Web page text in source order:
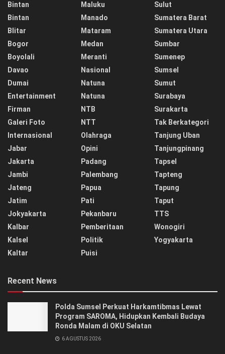
Bintan
Bintan
Blitar
Bogor
Boyolali
Davao
Dumai
Entertainment
Firman
Galeri Foto
Internasional
Jabar
Jakarta
Jambi
Jateng
Jatim
Jokyakarta
Kalbar
Kalsel
Kaltar
Maluku
Manado
Mataram
Medan
Meranti
Nasional
Natuna
Natuna
NTB
NTT
Olahraga
Opini
Padang
Palembang
Papua
Pati
Pekanbaru
Pemberitaan
Politik
Puisi
Sulut
Sumatera Barat
Sumatera Utara
Sumbar
Sumenep
Sumsel
Sumut
Surabaya
Surakarta
Tak Berkategori
Tanjung Uban
Tanjungpinang
Tapsel
Tapteng
Tapung
Taput
TTS
Wonogiri
Yogyakarta
Recent News
Polda Sumsel Perkuat Harkamtibmas Lewat
Program SAROMA, Hidupkan Kembali Budaya
Ronda Malam di OKU Selatan
6 AGUSTUS 2026